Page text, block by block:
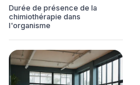
Durée de présence de la
chimiothérapie dans
l'organisme